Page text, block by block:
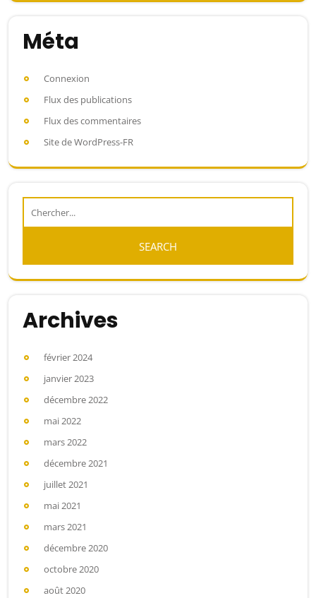
Méta
Connexion
Flux des publications
Flux des commentaires
Site de WordPress-FR
Archives
février 2024
janvier 2023
décembre 2022
mai 2022
mars 2022
décembre 2021
juillet 2021
mai 2021
mars 2021
décembre 2020
octobre 2020
août 2020